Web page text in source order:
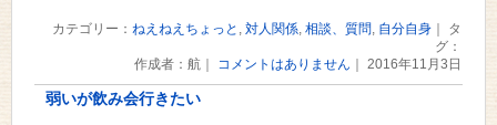
カテゴリー： ねえねえちょっと 対人関係, 相談、質問 自分自身｜ タ
グ：
作成者：航｜
コメントはありません ｜ 2016年11月3日
弱いが飲み会行きたい